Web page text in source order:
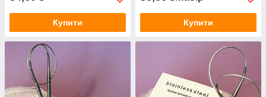
Купити Купити